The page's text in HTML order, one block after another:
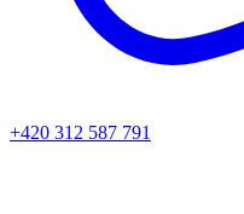
+420 312 587 791